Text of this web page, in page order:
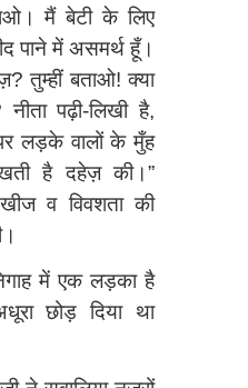
मैं बेटी के लिए
पाने में असमर्थ हूँ।
तुम्हीं बताओ! क्या
पढ़ी-लिखी है,
लड़के वालों के मुँह
है दहेज़ की।”
व विवशता की
में एक लड़का है
छोड़ दिया था